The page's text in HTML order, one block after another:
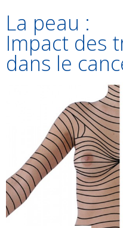
La peau :
Impact des
dans le